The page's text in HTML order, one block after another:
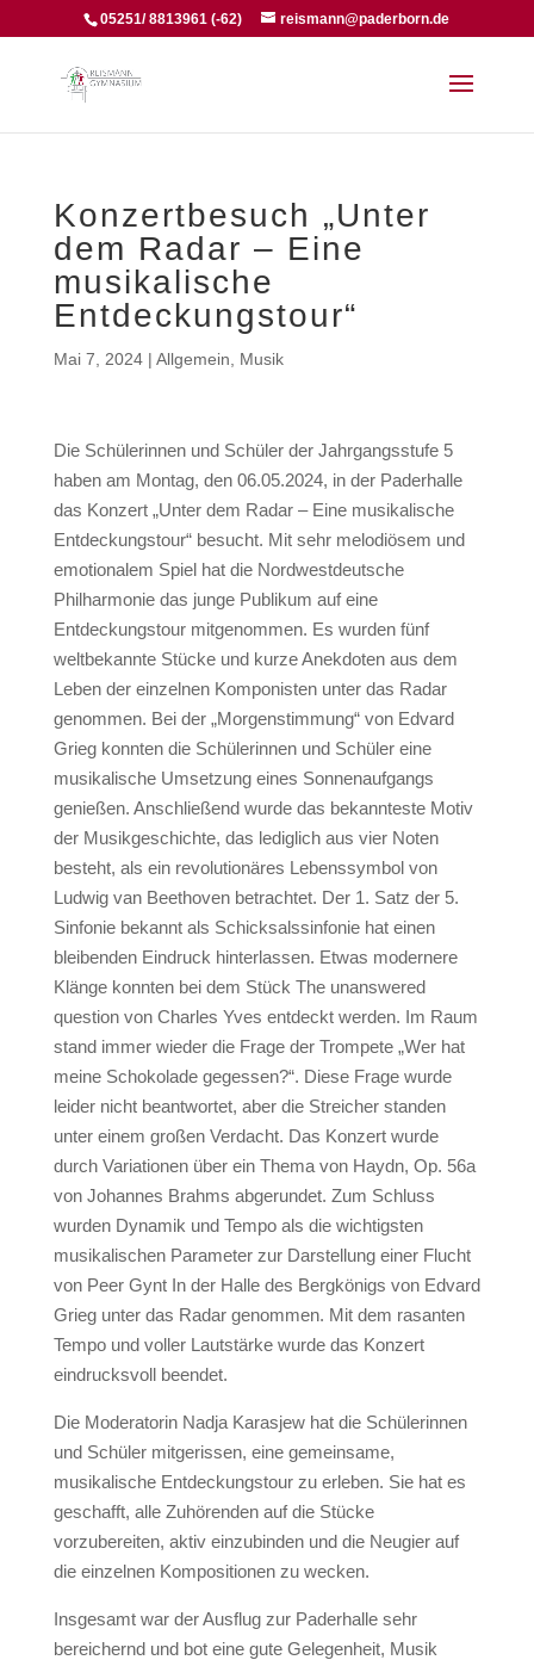
05251/ 8813961 (-62) reismann@paderborn.de
Konzertbesuch „Unter
dem Radar – Eine
musikalische
Entdeckungstour“
Mai 7, 2024| Allgemein Musik
Die Schülerinnen und Schüler der Jahrgangsstufe 5
haben am Montag, den 06.05.2024, in der Paderhalle
das Konzert „Unter dem Radar – Eine musikalische
Entdeckungstour“ besucht. Mit sehr melodiösem und
emotionalem Spiel hat die Nordwestdeutsche
Philharmonie das junge Publikum auf eine
Entdeckungstour mitgenommen. Es wurden fünf
weltbekannte Stücke und kurze Anekdoten aus dem
Leben der einzelnen Komponisten unter das Radar
genommen. Bei der „Morgenstimmung“ von Edvard
Grieg konnten die Schülerinnen und Schüler eine
musikalische Umsetzung eines Sonnenaufgangs
genießen. Anschließend wurde das bekannteste Motiv
der Musikgeschichte, das lediglich aus vier Noten
besteht, als ein revolutionäres Lebenssymbol von
Ludwig van Beethoven betrachtet. Der 1. Satz der 5.
Sinfonie bekannt als Schicksalssinfonie hat einen
bleibenden Eindruck hinterlassen. Etwas modernere
Klänge konnten bei dem Stück The unanswered
question von Charles Yves entdeckt werden. Im Raum
stand immer wieder die Frage der Trompete „Wer hat
meine Schokolade gegessen?“. Diese Frage wurde
leider nicht beantwortet, aber die Streicher standen
unter einem großen Verdacht. Das Konzert wurde
durch Variationen über ein Thema von Haydn, Op. 56a
von Johannes Brahms abgerundet. Zum Schluss
wurden Dynamik und Tempo als die wichtigsten
musikalischen Parameter zur Darstellung einer Flucht
von Peer Gynt In der Halle des Bergkönigs von Edvard
Grieg unter das Radar genommen. Mit dem rasanten
Tempo und voller Lautstärke wurde das Konzert
eindrucksvoll beendet.
Die Moderatorin Nadja Karasjew hat die Schülerinnen
und Schüler mitgerissen, eine gemeinsame,
musikalische Entdeckungstour zu erleben. Sie hat es
geschafft, alle Zuhörenden auf die Stücke
vorzubereiten, aktiv einzubinden und die Neugier auf
die einzelnen Kompositionen zu wecken.
Insgesamt war der Ausflug zur Paderhalle sehr
bereichernd und bot eine gute Gelegenheit, Musik